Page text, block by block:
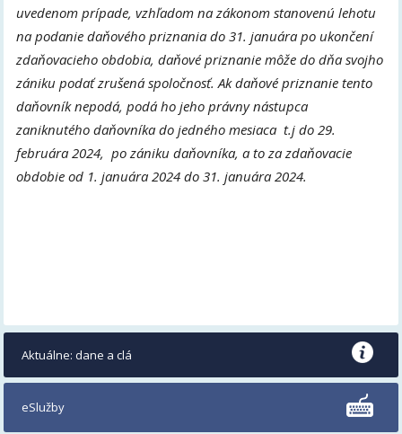
uvedenom prípade, vzhľadom na zákonom stanovenú lehotu
na podanie daňového priznania do 31. januára po ukončení
zdaňovacieho obdobia, daňové priznanie môže do dňa svojho
zániku podať zrušená spoločnosť. Ak daňové priznanie tento
daňovník nepodá, podá ho jeho právny nástupca
zaniknutého daňovníka do jedného mesiaca t.j do 29.
februára 2024, po zániku daňovníka, a to za zdaňovacie
obdobie od 1. januára 2024 do 31. januára 2024.
Aktuálne: dane a clá
eSlužby